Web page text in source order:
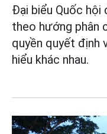
Đại biểu Quốc hội
theo hướng phân
quyền quyết định
hiểu khác nhau.